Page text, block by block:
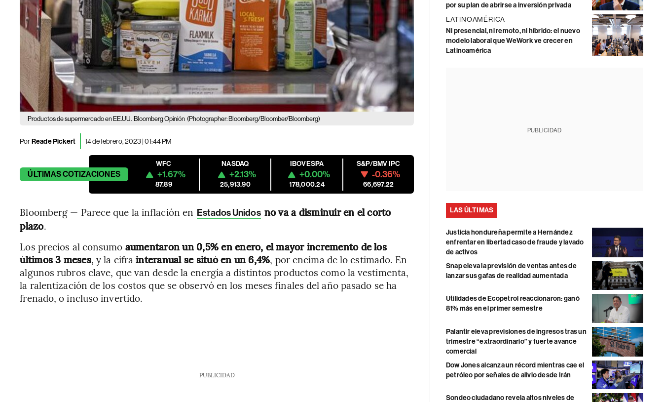
Productos de supermercado en EE.UU. Bloomberg Opinión (Photographer: Bloomberg/Bloomber/Bloomberg)
PorReade Pickert 14 de febrero, 2023 | 01:44 PM
ÚLTIMASCOTIZACIONES
WFC
+1.67%
87.89
NASDAQ
+2.13%
25,913.90
IBOVESPA
+0.00%
178,000.24
S&P/BMV IPC
-0.36%
66,697.22
Bloomberg — Parece que la inflación en Estados Unidos no va a disminuir en el corto
plazo.
Los precios al consumo aumentaron un 0,5% en enero, el mayor incremento de los
últimos 3 meses, y la cifrainteranual se situó en un 6,4%, por encima de lo estimado. En
algunos rubros clave, que van desde la energía a distintos productos como la vestimenta,
la ralentización de los costos que se observó en los meses finales del año pasado se ha
frenado, o incluso invertido.
PUBLICIDAD
por su plan de abrirse a inversión privada
LATINOAMÉRICA
Ni presencial, ni remoto, ni híbrido: el nuevo
modelo laboral que WeWork ve crecer en
Latinoamérica
PUBLICIDAD
LAS ÚLTIMAS
Justicia hondureña permite a Hernández
enfrentar en libertad caso de fraude y lavado
de activos
Snap eleva la previsión de ventas antes de
lanzar sus gafas de realidad aumentada
Utilidades de Ecopetrol reaccionaron: ganó
81% más en el primer semestre
Palantir eleva previsiones de ingresos tras un
trimestre “extraordinario” y fuerte avance
comercial
Dow Jones alcanza un récord mientras cae el
petróleo por señales de alivio desde Irán
Sondeo ciudadano revela altos niveles de